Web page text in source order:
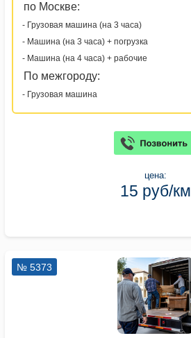
по Москве:
- Грузовая машина (на 3 часа)
- Машина (на 3 часа) + погрузка
- Машина (на 4 часа) + рабочие
По межгороду:
- Грузовая машина
цена:
15 руб/км
№ 5373